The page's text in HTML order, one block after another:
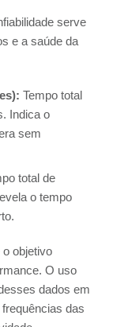
serve
e a saúde da
Tempo total
Indica o
sem
total de
o tempo
objetivo
O uso
dados em
das